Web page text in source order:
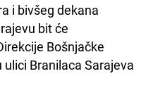
i bivšeg dekana
bit će
Bošnjačke
Branilaca Sarajeva